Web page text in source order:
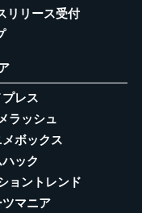
リリース受付
レス
ラッシュ
ボックス
ック
ョントレンド
マニア